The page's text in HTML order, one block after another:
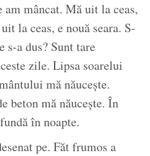
mâncat. Mă uit la ceas,
la ceas, e nouă seara. S-
s-a dus? Sunt tare
zile. Lipsa soarelui
mă năucește.
beton mă năucește. În
în noapte.
pe. Făt frumos a